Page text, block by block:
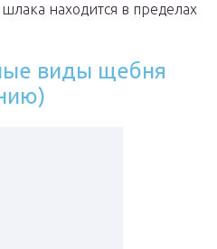
находится в пределах
виды щебня